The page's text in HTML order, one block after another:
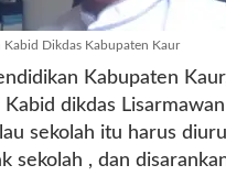
Kabid Dikdas Kabupaten Kaur
Kabupaten
Kabid dikdas Lisarmawan
sekolah itu harus
sekolah , dan